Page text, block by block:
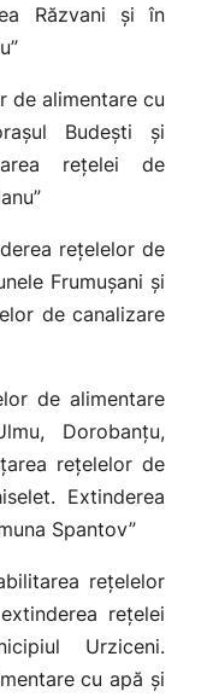
Răzvani și în
de alimentare cu
Budești și
rețelei de
rețelelor de
Frumușani și
de canalizare
de alimentare
Dorobanțu,
rețelelor de
Extinderea
Spantov”
rețelelor
rețelei
Urziceni.
cu apă și